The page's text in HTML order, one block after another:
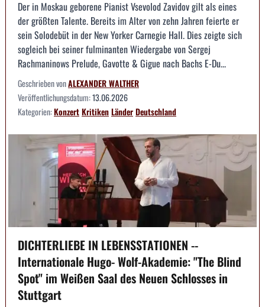
Der in Moskau geborene Pianist Vsevolod Zavidov gilt als eines
der größten Talente. Bereits im Alter von zehn Jahren feierte er
sein Solodebüt in der New Yorker Carnegie Hall. Dies zeigte sich
sogleich bei seiner fulminanten Wiedergabe von Sergej
Rachmaninows Prelude, Gavotte & Gigue nach Bachs E-Du...
Geschrieben vonALEXANDER WALTHER
Veröffentlichungsdatum:13.06.2026
Kategorien:KonzertKritikenLänderDeutschland
DICHTERLIEBE IN LEBENSSTATIONEN --
Internationale Hugo- Wolf-Akademie: "The Blind
Spot" im Weißen Saal des Neuen Schlosses in
Stuttgart